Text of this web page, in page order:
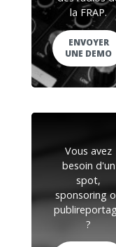
la FRAP.
ENVOYER
UNE DEMO
Vous avez
besoin d'un
spot,
sponsoring
?